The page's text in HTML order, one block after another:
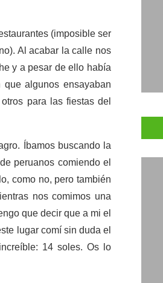
(imposible ser
Al acabar la calle nos
y a pesar de ello había
algunos ensayaban
para las fiestas del
Íbamos buscando la
peruanos comiendo el
como no, pero también
nos comimos una
que decir que a mi el
lugar comí sin duda el
14 soles. Os lo